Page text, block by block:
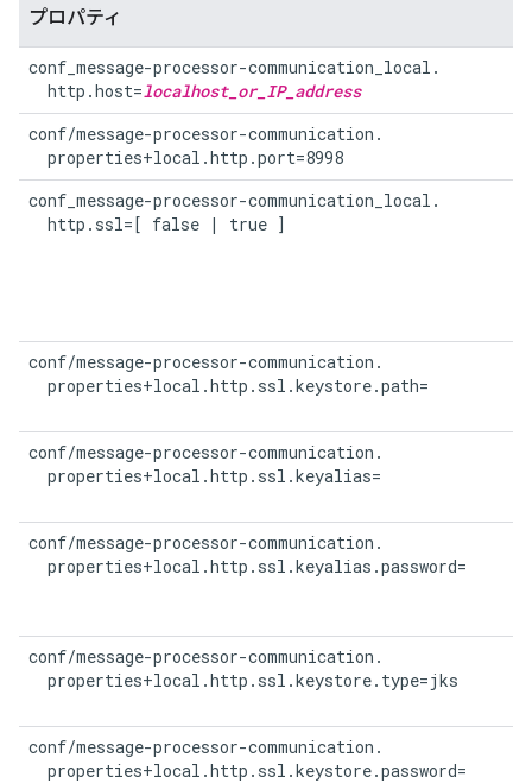
プロパティ
conf_message-processor-communication_local.
  http.host=
localhost_or_IP_address
conf/message-processor-communication.
  properties+local.http.port=8998
conf_message-processor-communication_local.
  http.ssl=[ false | true ]
conf/message-processor-communication.
  properties+local.http.ssl.keystore.path=
conf/message-processor-communication.
  properties+local.http.ssl.keyalias=
conf/message-processor-communication.
  properties+local.http.ssl.keyalias.password=
conf/message-processor-communication.
  properties+local.http.ssl.keystore.type=jks
conf/message-processor-communication.
  properties+local.http.ssl.keystore.password=